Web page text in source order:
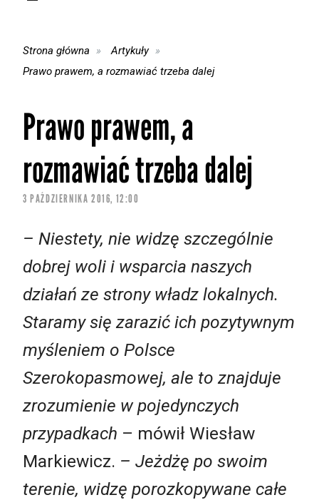
Strona główna
Artykuły
Prawo prawem, a rozmawiać trzeba dalej
Prawo prawem, a
rozmawiać trzeba dalej
3 PAŹDZIERNIKA 2016, 12:00
– Niestety, nie widzę szczególnie
dobrej woli i wsparcia naszych
działań ze strony władz lokalnych.
Staramy się zarazić ich pozytywnym
myśleniem o Polsce
Szerokopasmowej, ale to znajduje
zrozumienie w pojedynczych
przypadkach – mówił Wiesław
Markiewicz. – Jeżdżę po swoim
terenie, widzę porozkopywane całe